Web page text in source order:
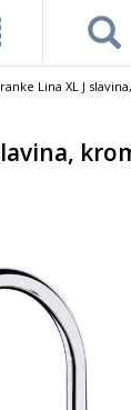
Lina XL J